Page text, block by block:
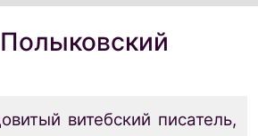
витебский писатель,